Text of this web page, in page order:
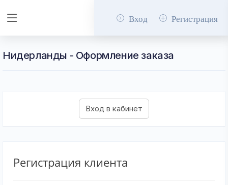
Вход Регистрация
Нидерланды - Оформление заказа
Регистрация клиента